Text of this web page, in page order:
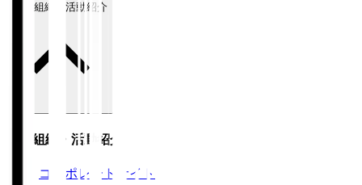
運営組織・活動紹介
運営組織・活動紹介
コーポレートサイト